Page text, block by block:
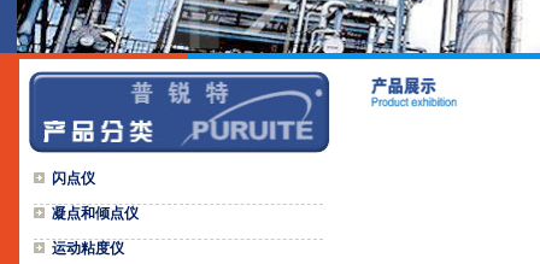
闪点仪
凝点和倾点仪
运动粘度仪